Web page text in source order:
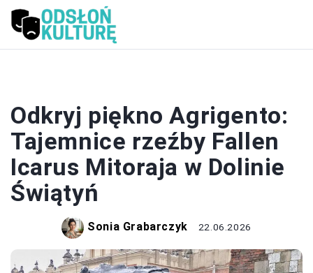
Odkryj piękno Agrigento:
Tajemnice rzeźby Fallen
Icarus Mitoraja w Dolinie
Świątyń
Sonia Grabarczyk 22.06.2026